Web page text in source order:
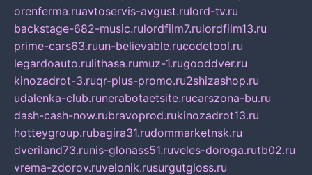
orenferma.ruavtoservis-avgust.rulord-tv.ru
backstage-682-music.rulordfilm7.rulordfilm13.ru
prime-cars63.ruun-believable.rucodetool.ru
legardoauto.rulithasa.rumuz-1.rugooddver.ru
kinozadrot-3.ruqr-plus-promo.ru2shizashop.ru
udalenka-club.runerabotaetsite.rucarszona-bu.ru
dash-cash-now.rubravoprod.rukinozadrot13.ru
hotteygroup.rubagira31.rudommarketnsk.ru
dveriland73.runis-glonass51.ruveles-doroga.rutb02.ru
vrema-zdorov.ruvelonik.rusurgutgloss.ru